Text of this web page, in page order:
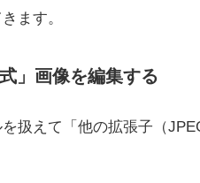
ます。
」画像を編集する
扱えて「他の拡張子（